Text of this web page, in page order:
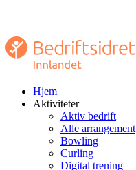
Hjem
Aktiviteter
Aktiv bedrift
Alle arrangement
Bowling
Curling
Digital trening